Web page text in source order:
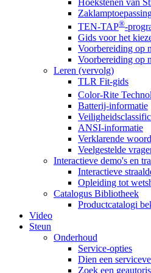
TEN-TAP®-
Gids voor het
Voorbereiding op
Voorbereiding op
Leren (vervolg)
TLR Fit-gids
Color-Rite
Batterij-informatie
ANSI-informatie
Verklarende
Veelgestelde
Interactieve demo's en
Interactieve
Opleiding tot
Catalogus Bibliotheek
Productcatalogi
Video
Steun
Onderhoud
Service-opties
Dien een
Zoek een